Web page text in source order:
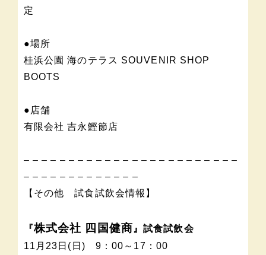
定
●場所
桂浜公園 海のテラス SOUVENIR SHOP
BOOTS
●店舗
有限会社 吉永鰹節店
– – – – – – – – – – – – – – – – – – – – – – – –
– – – – – – – – – – – – –
【その他 試食試飲会情報】
『株式会社 四国健商 』試食試飲会
11月23日(日) 9：00～17：00